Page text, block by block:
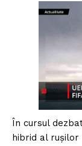
În cursul
hibrid al rușilor